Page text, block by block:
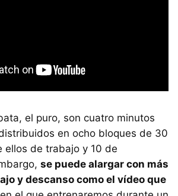
el puro, son cuatro minutos
en ocho bloques de 30
ellos de trabajo y 10 de
se puede alargar con más
y descanso como el vídeo que